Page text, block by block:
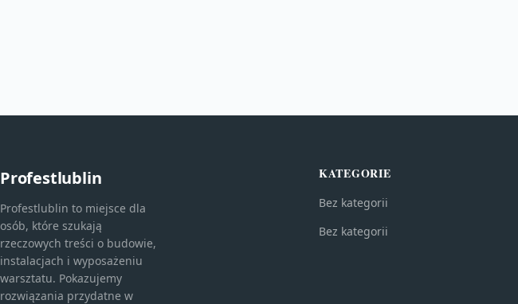
Profestlublin
Profestlublin to miejsce dla
osób, które szukają
rzeczowych treści o budowie,
instalacjach i wyposażeniu
warsztatu. Pokazujemy
rozwiązania przydatne w
KATEGORIE
Bez kategorii
Bez kategorii